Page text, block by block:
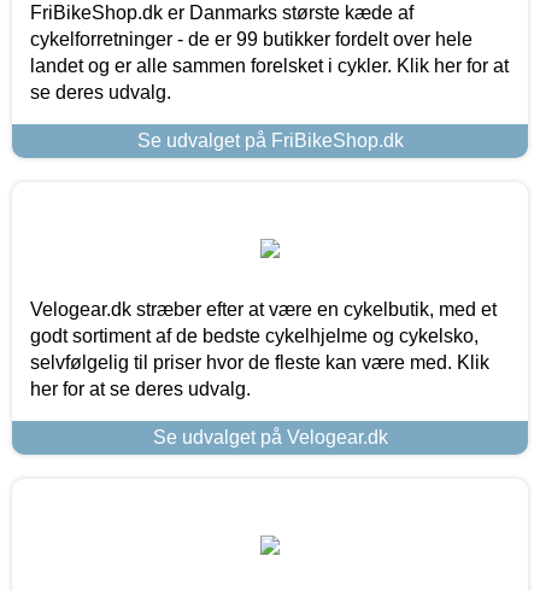
FriBikeShop.dk er Danmarks største kæde af
cykelforretninger - de er 99 butikker fordelt over hele
landet og er alle sammen forelsket i cykler. Klik her for at
se deres udvalg.
Se udvalget på FriBikeShop.dk
Velogear.dk stræber efter at være en cykelbutik, med et
godt sortiment af de bedste cykelhjelme og cykelsko,
selvfølgelig til priser hvor de fleste kan være med. Klik
her for at se deres udvalg.
Se udvalget på Velogear.dk